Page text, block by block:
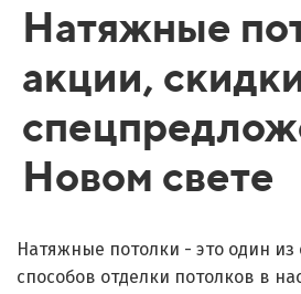
Натяжные
акции,
Новом свете
Натяжные потолки - это один
способов отделки потолков в